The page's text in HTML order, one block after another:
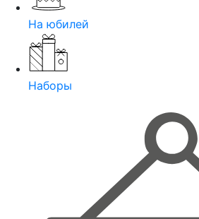
На юбилей
Наборы